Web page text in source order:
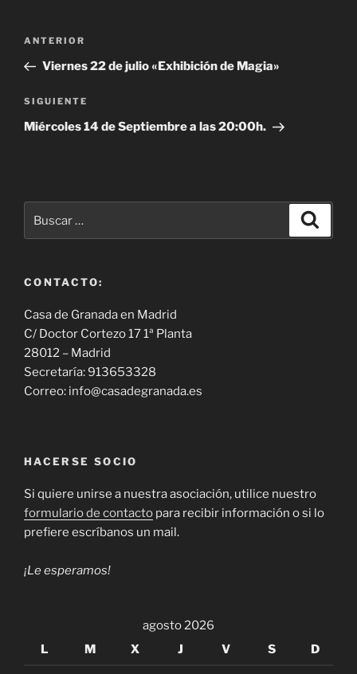
Navegación
entradas
Entrada
anterior:
ANTERIOR
Siguiente
entrada
SIGUIENTE
Miércoles 14 de Septiembre a las 20:00h.
CONTACTO:
Casa de Granada en Madrid
C/ Doctor Cortezo 17 1ª Planta
28012 – Madrid
Secretaría: 913653328
Correo: info@casadegranada.es
HACERSE SOCIO
Si quiere unirse a nuestra asociación, utilice nuestro
formulario de contacto para recibir información o si lo
prefiere escríbanos un mail.
¡Le esperamos!
agosto 2026
L
M X J V S D